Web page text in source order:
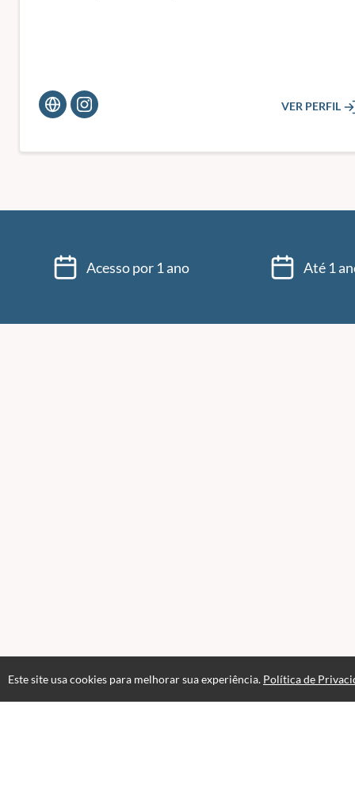
VER PERFIL
Acesso por 1 ano Até 1
Este site usa cookies para melhorar sua experiência. Política de